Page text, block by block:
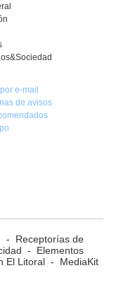
e-mail
de avisos
- Receptorías de
- Elementos
El Litoral - MediaKit